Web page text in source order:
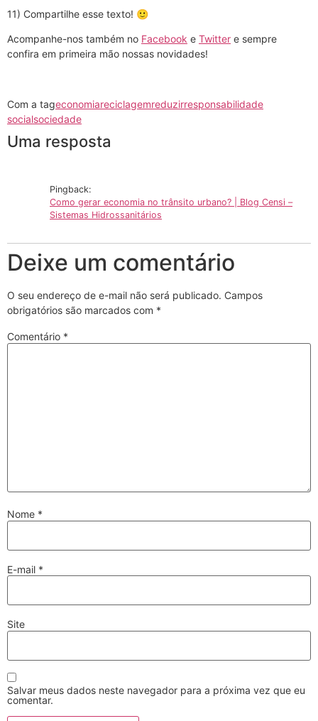
11) Compartilhe esse texto! 🙂
Acompanhe-nos também no Facebook e Twitter e sempre
confira em primeira mão nossas novidades!
Com a tageconomiareciclagemreduzirresponsabilidade
socialsociedade
Uma resposta
Pingback:
Como gerar economia no trânsito urbano? | Blog Censi –
Sistemas Hidrossanitários
Deixe um comentário
O seu endereço de e-mail não será publicado. Campos
obrigatórios são marcados com *
Comentário *
Nome *
E-mail *
Site
Salvar meus dados neste navegador para a próxima vez que eu
comentar.